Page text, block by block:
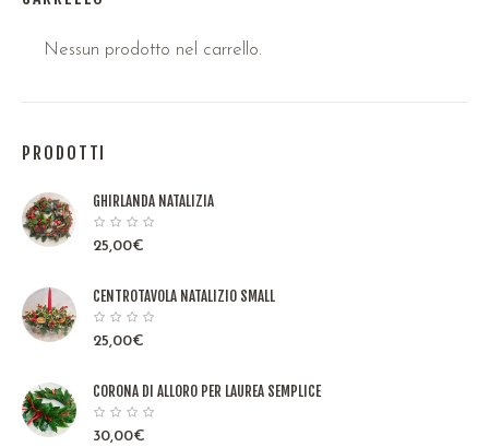
Nessun prodotto nel carrello.
PRODOTTI
GHIRLANDA NATALIZIA
25,00€
CENTROTAVOLA NATALIZIO SMALL
25,00€
CORONA DI ALLORO PER LAUREA SEMPLICE
30,00€